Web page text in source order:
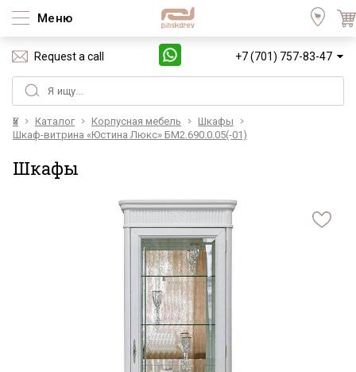
Меню
Request a call +7 (701) 757-83-47
Үй Каталог Корпусная мебель
Шкафы
Шкаф-витрина «Юстина Люкс» БМ2.690.0.05(-01)
Шкафы